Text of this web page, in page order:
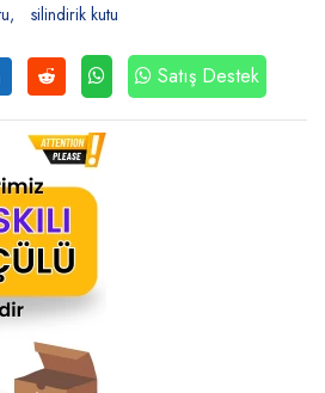
silindirik kutu
Satış Destek